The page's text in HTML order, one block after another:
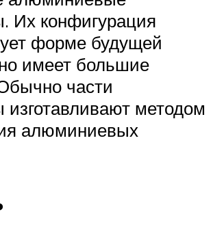
Их конфигурация
форме будущей
но имеет большие
части
методом
алюминиевых